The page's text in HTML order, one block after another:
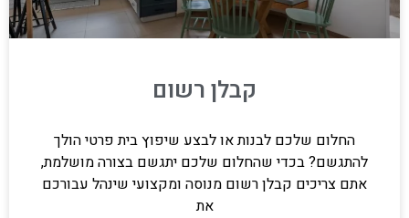
קבלן רשום
החלום שלכם לבנות או לבצע שיפוץ בית פרטי הולך
להתגשם? בכדי שהחלום שלכם יתגשם בצורה מושלמת,
אתם צריכים קבלן רשום מנוסה ומקצועי שינהל עבורכם
את